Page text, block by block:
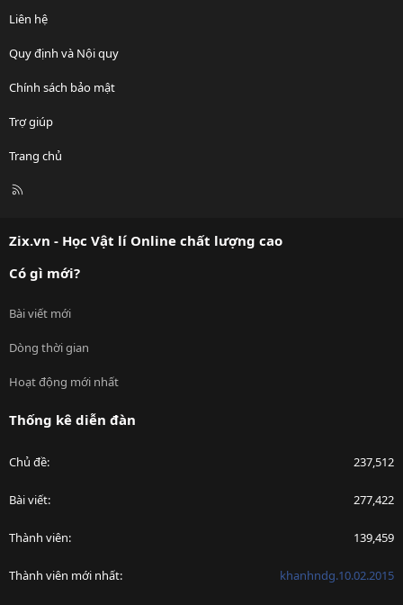
Liên hệ
Quy định và Nội quy
Chính sách bảo mật
Trợ giúp
Trang chủ
R
Zix.vn - Học Vật lí Online chất lượng cao
Có gì mới?
Bài viết mới
Dòng thời gian
Hoạt động mới nhất
Thống kê diễn đàn
Chủ đề 237,512
Bài viết 277,422
Thành viên 139,459
Thành viên mới nhất khanhndg.10.02.2015